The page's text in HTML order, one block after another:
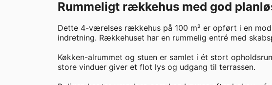
Rummeligt rækkehus med god
Dette 4-værelses rækkehus på 100 m² er opført i en
indretning. Rækkehuset har en rummelig entré med
Køkken-alrummet og stuen er samlet i ét stort
store vinduer giver et flot lys og udgang til terrassen.